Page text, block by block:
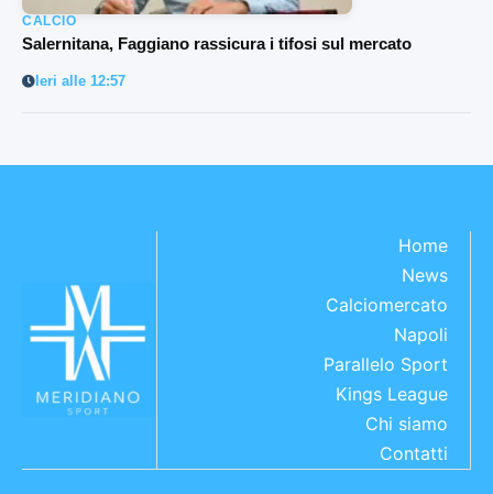
CALCIO
Salernitana, Faggiano rassicura i tifosi sul mercato
Ieri alle 12:57
Home
News
Calciomercato
Napoli
Parallelo Sport
Kings League
Chi siamo
Contatti